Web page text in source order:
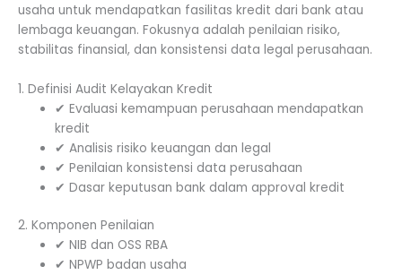
usaha untuk mendapatkan fasilitas kredit dari bank atau
lembaga keuangan. Fokusnya adalah penilaian risiko,
stabilitas finansial, dan konsistensi data legal perusahaan.
1. Definisi Audit Kelayakan Kredit
✔ Evaluasi kemampuan perusahaan mendapatkan
kredit
✔ Analisis risiko keuangan dan legal
✔ Penilaian konsistensi data perusahaan
✔ Dasar keputusan bank dalam approval kredit
2. Komponen Penilaian
✔ NIB dan OSS RBA
✔ NPWP badan usaha